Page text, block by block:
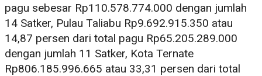
pagu sebesar Rp110.578.774.000 dengan jumlah
14 Satker, Pulau Taliabu Rp9.692.915.350 atau
14,87 persen dari total pagu Rp65.205.289.000
dengan jumlah 11 Satker, Kota Ternate
Rp806.185.996.665 atau 33,31 persen dari total